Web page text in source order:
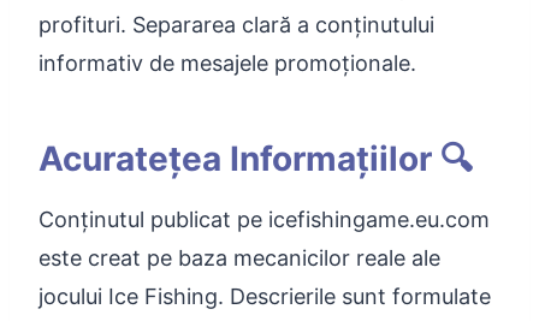
profituri. Separarea clară a conținutului
informativ de mesajele promoționale.
Acuratețea Informațiilor 🔍
Conținutul publicat pe icefishingame.eu.com
este creat pe baza mecanicilor reale ale
jocului Ice Fishing. Descrierile sunt formulate